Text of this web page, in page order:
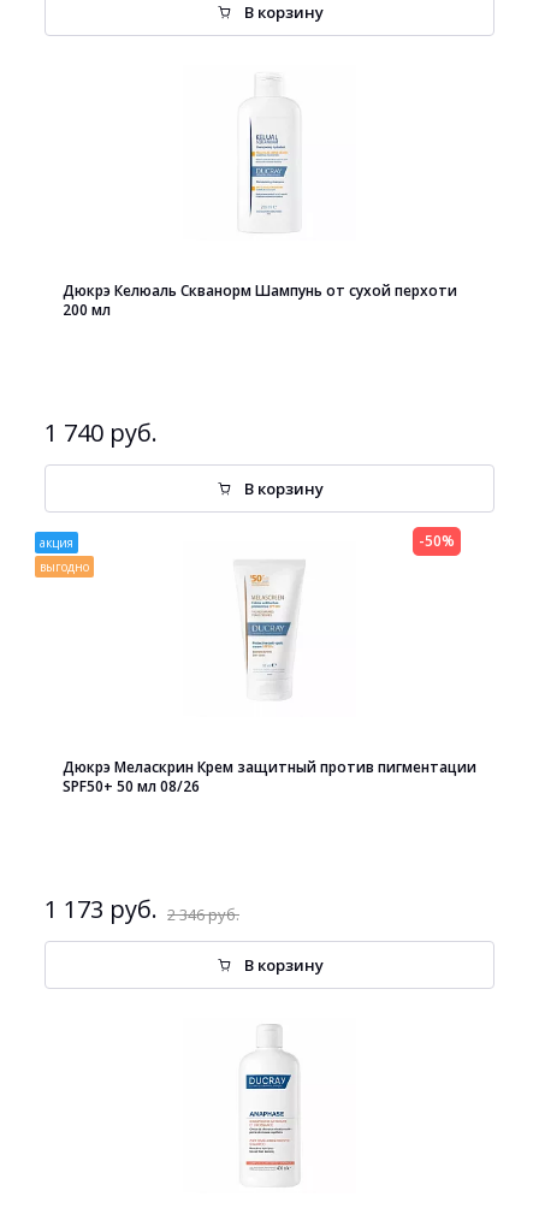
В корзину
Дюкрэ Келюаль Скванорм Шампунь от сухой перхоти
200 мл
1 740 руб.
В корзину
акция
выгодно
Дюкрэ Меласкрин Крем защитный против пигментации
SPF50+ 50 мл 08/26
1 173 руб. 2 346 руб.
-50%
В корзину